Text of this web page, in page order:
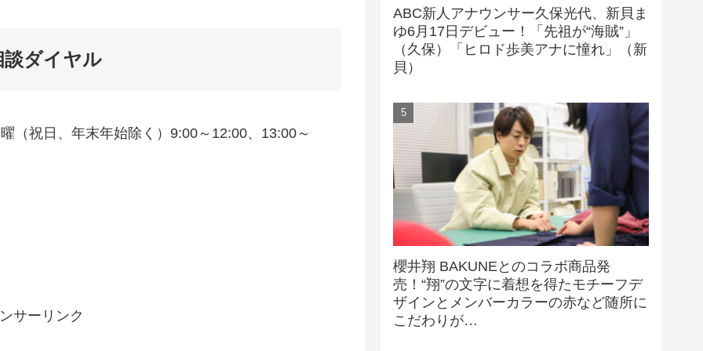
談ダイヤル
（祝日、年末年始除く）9:00～12:00、13:00～
サーリンク
ABC新人アナウンサー久保光代、新貝ま
ゆ6月17日デビュー！「先祖が“海賊”」
（久保）「ヒロド歩美アナに憧れ」（新
貝）
櫻井翔 BAKUNEとのコラボ商品発
売！“翔”の文字に着想を得たモチーフデ
ザインとメンバーカラーの赤など随所に
こだわりが…